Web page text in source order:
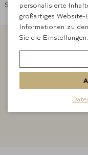
Startseite Über uns
personalisierte
großartiges
Informationen zu
Sie die Einstellungen.